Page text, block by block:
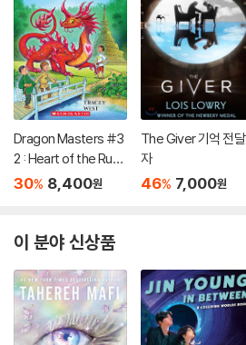
Dragon Masters #3
2 : Heart of the Ruby
Dragon (A Branches
30% 8,400원
The Giver 기억 전달
자
46% 7,000원
이 분야 신상품